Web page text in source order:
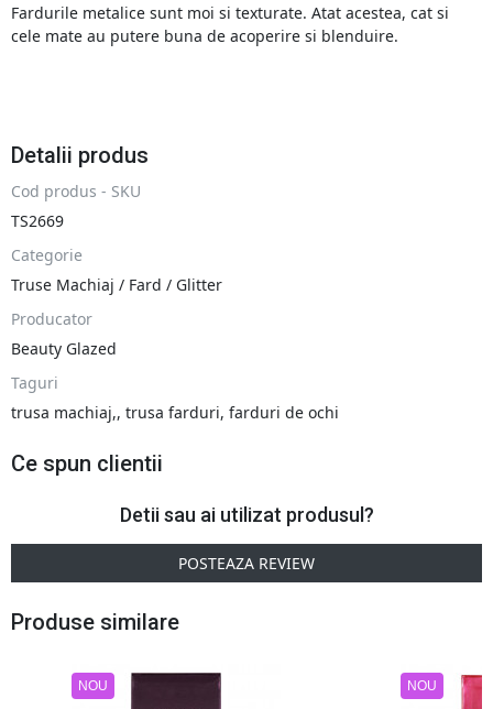
Fardurile metalice sunt moi si texturate. Atat acestea, cat si
cele mate au putere buna de acoperire si blenduire.
Detalii produs
Cod produs - SKU
TS2669
Categorie
Truse Machiaj / Fard / Glitter
Producator
Beauty Glazed
Taguri
trusa machiaj,, trusa farduri, farduri de ochi
Ce spun clientii
Detii sau ai utilizat produsul?
POSTEAZA REVIEW
Produse similare
NOU NOU